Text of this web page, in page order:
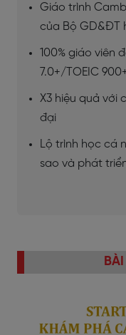
Giáo trình
của Bộ GD&ĐT
100% giáo viên
7.0+/TOEIC
X3 hiệu quả với
đại
Lộ trình học cá
sao và phát